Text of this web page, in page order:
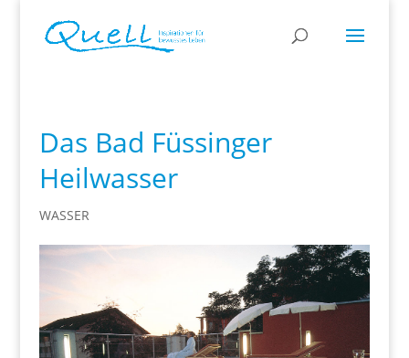
Das Bad Füssinger
Heilwasser
WASSER